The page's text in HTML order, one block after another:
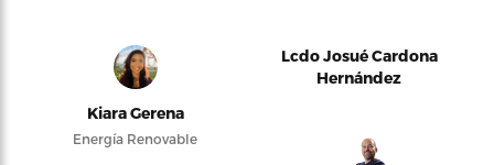
Kiara Gerena
Energía Renovable
Lcdo Josué Cardona
Hernández